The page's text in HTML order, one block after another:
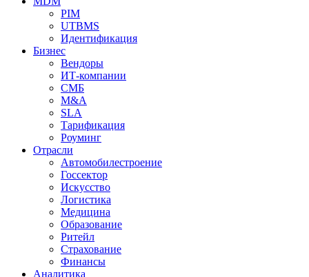
PIM
UTBMS
Идентификация
Бизнес
Вендоры
ИТ-компании
СМБ
M&A
SLA
Тарификация
Роуминг
Отрасли
Автомобилестроение
Госсектор
Искусство
Логистика
Медицина
Образование
Ритейл
Страхование
Финансы
Аналитика